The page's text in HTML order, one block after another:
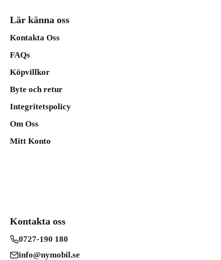
Lär känna oss
Kontakta Oss
FAQs
Köpvillkor
Byte och retur
Integritetspolicy
Om Oss
Mitt Konto
Kontakta oss
0727-190 180
info@nymobil.se